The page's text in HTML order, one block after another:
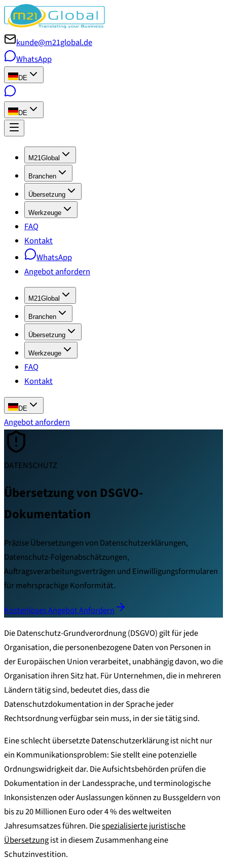
kunde@m21global.de
WhatsApp
DE
DE
M21Global
Branchen
Übersetzung
Werkzeuge
FAQ
Kontakt
WhatsApp
Angebot anfordern
M21Global
Branchen
Übersetzung
Werkzeuge
FAQ
Kontakt
DE
Angebot anfordern
DATENSCHUTZ
Übersetzung von DSGVO-
Dokumentation
Präzise Übersetzungen von Datenschutzerklärungen,
Datenschutz-Folgenabschätzungen,
Auftragsverarbeitungsverträgen und Einwilligungsformularen
für mehrsprachige Konformität.
Kostenloses Angebot Anfordern
Die Datenschutz-Grundverordnung (DSGVO) gilt für jede
Organisation, die personenbezogene Daten von Personen in
der Europäischen Union verarbeitet, unabhängig davon, wo die
Organisation ihren Sitz hat. Für Unternehmen, die in mehreren
Ländern tätig sind, bedeutet dies, dass die
Datenschutzdokumentation in der Sprache jeder
Rechtsordnung verfügbar sein muss, in der sie tätig sind.
Eine schlecht übersetzte Datenschutzerklärung ist nicht nur
ein Kommunikationsproblem: Sie stellt eine potenzielle
Ordnungswidrigkeit dar. Die Aufsichtsbehörden prüfen die
Dokumentation in der Landessprache, und terminologische
Inkonsistenzen oder Auslassungen können zu Bussgeldern von
bis zu 20 Millionen Euro oder 4 % des weltweiten
Jahresumsatzes führen. Diespezialisierte juristische
Übersetzungist in diesem Zusammenhang eine
Schutzinvestition.